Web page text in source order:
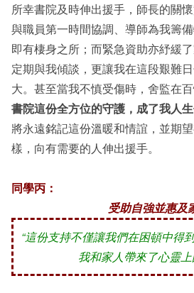
所幸書院及時伸出援手，師長的關
與職員第一時間協調、導師為我籌
即有棲身之所；而緊急資助亦紓緩
定期與我傾談，更讓我在這段艱難
大。甚至當我不慎受傷時，舍監在
書院這份全方位的守護，成了我人生
將永遠銘記這份溫暖和情誼，並期
樣，向有需要的人伸出援手。
同學丙：
受助自強並惠及
“這份支持不僅讓我們在困頓中得
我和家人帶來了心靈上